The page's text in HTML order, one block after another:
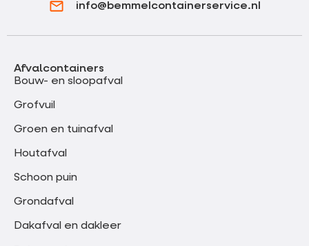
info@bemmelcontainerservice.nl
Afvalcontainers
Bouw- en sloopafval
Grofvuil
Groen en tuinafval
Houtafval
Schoon puin
Grondafval
Dakafval en dakleer